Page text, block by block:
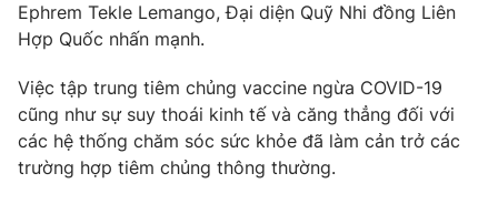
Chuyên mục khác
Photo Infographic
Ephrem Tekle Lemango, Đại diện Quỹ Nhi đồng Liên
Hợp Quốc nhấn mạnh.
Việc tập trung tiêm chủng vaccine ngừa COVID-19
cũng như sự suy thoái kinh tế và căng thẳng đối với
các hệ thống chăm sóc sức khỏe đã làm cản trở các
trường hợp tiêm chủng thông thường.